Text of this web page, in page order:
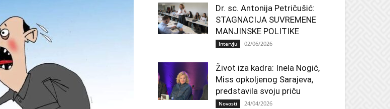
Dr. sc. Antonija Petričušić:
STAGNACIJA SUVREMENE
MANJINSKE POLITIKE
Intervju 02/06/2026
Život iza kadra: Inela Nogić,
Miss opkoljenog Sarajeva,
predstavila svoju priču
Novosti 24/04/2026